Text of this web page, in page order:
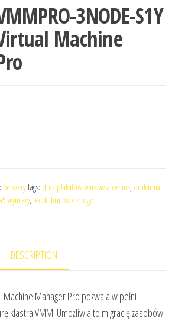
3NODE-S1Y
Machine
SerweryTags: druk plakatów warszawa cennik, drukarnia
wymiary, teczki firmowe z logo
DESCRIPTION
Machine Manager Pro pozwala w pełni
klastra VMM. Umożliwia to migrację zasobów